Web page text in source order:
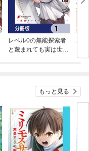
レベル0の無能探索者
と蔑まれても実は世界
わ
もっと見る